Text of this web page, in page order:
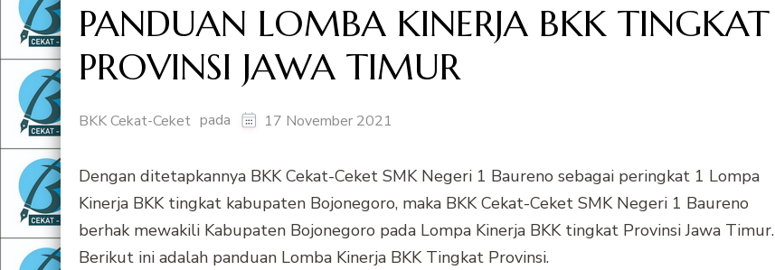
PANDUAN LOMBA KINERJA BKK TINGKAT
PROVINSI JAWA TIMUR
BKK Cekat-Ceket pada 17 November 2021
Dengan ditetapkannya BKK Cekat-Ceket SMK Negeri 1 Baureno sebagai peringkat 1 Lompa
Kinerja BKK tingkat kabupaten Bojonegoro, maka BKK Cekat-Ceket SMK Negeri 1 Baureno
berhak mewakili Kabupaten Bojonegoro pada Lompa Kinerja BKK tingkat Provinsi Jawa Timur.
Berikut ini adalah panduan Lomba Kinerja BKK Tingkat Provinsi.